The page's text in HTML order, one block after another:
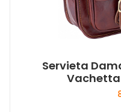
Servieta
Vachetta